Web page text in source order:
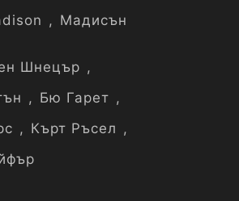
, Мадисън
Шнецър ,
, Бю Гарет ,
, Кърт Ръсел ,